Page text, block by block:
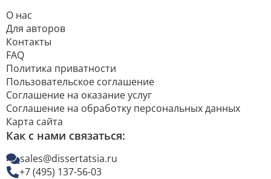
О нас
Для авторов
Контакты
FAQ
Политика приватности
Пользовательское соглашение
Соглашение на оказание услуг
Соглашение на обработку персональных данных
Карта сайта
Как с нами связаться:
sales@dissertatsia.ru
+7 (495) 137-56-03